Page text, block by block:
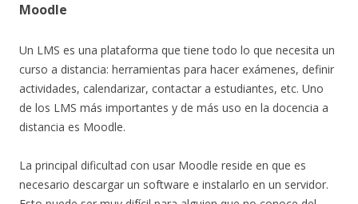
Moodle
Un LMS es una plataforma que tiene todo lo que necesita un
curso a distancia: herramientas para hacer exámenes, definir
actividades, calendarizar, contactar a estudiantes, etc. Uno
de los LMS más importantes y de más uso en la docencia a
distancia es Moodle.
La principal dificultad con usar Moodle reside en que es
necesario descargar un software e instalarlo en un servidor.